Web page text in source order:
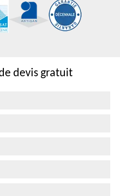
devis gratuit